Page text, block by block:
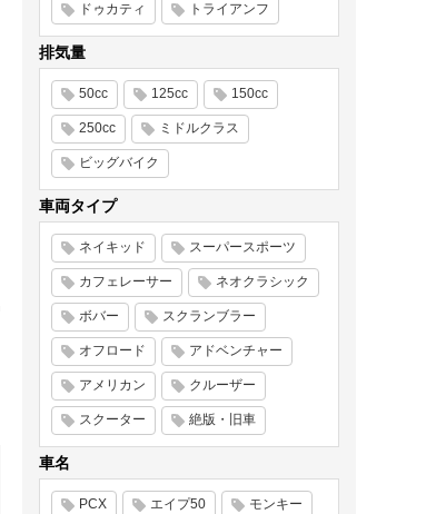
ドゥカティ トライアンフ
排気量
50cc 125cc 150cc
250cc ミドルクラス
ビッグバイク
車両タイプ
ネイキッド スーパースポーツ
カフェレーサー ネオクラシック
ボバー スクランブラー
オフロード アドベンチャー
アメリカン クルーザー
スクーター 絶版・旧車
車名
PCX エイプ50 モンキー